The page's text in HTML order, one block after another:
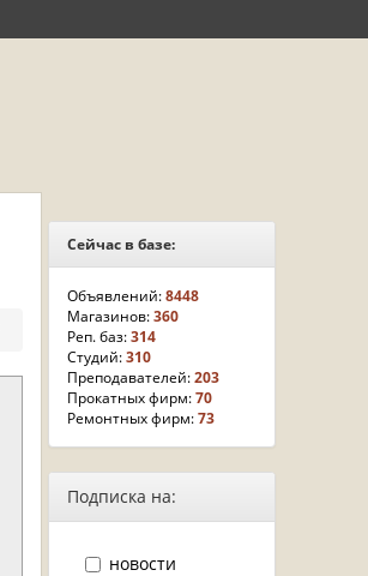
Сейчас в базе:
Объявлений:8448
Магазинов:360
Реп. баз:314
Студий:310
Преподавателей:203
Прокатных фирм:70
Ремонтных фирм:73
Подписка на:
новости